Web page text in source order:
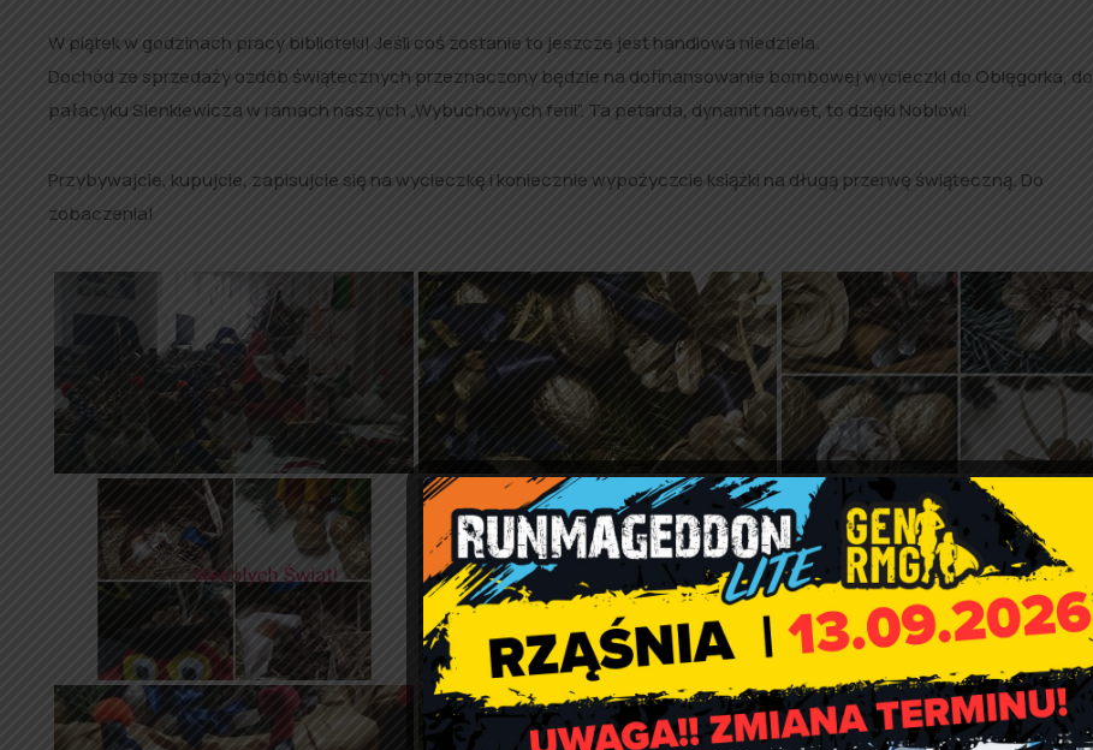
W piątek w godzinach pracy biblioteki! Jeśli coś zostanie to jeszcze jest handlowa niedziela.
Dochód ze sprzedaży ozdób świątecznych przeznaczony będzie na dofinansowanie bombowej wycieczki do Oblęgorka, do
pałacyku Sienkiewicza w ramach naszych „Wybuchowych ferii”. Ta petarda, dynamit nawet, to dzięki Noblowi.
Przybywajcie, kupujcie, zapisujcie się na wycieczkę i koniecznie wypożyczcie książki na długą przerwę świąteczną. Do
zobaczenia!